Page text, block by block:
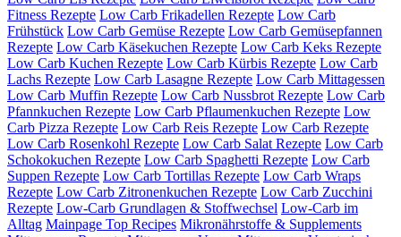
Fitness Rezepte Low Carb Frikadellen Rezepte Low Carb
Frühstück Low Carb Gemüse Rezepte Low Carb Gemüsepfannen
Rezepte Low Carb Käsekuchen Rezepte Low Carb Keks Rezepte
Low Carb Kuchen Rezepte Low Carb Kürbis Rezepte Low Carb
Lachs Rezepte Low Carb Lasagne Rezepte Low Carb Mittagessen
Low Carb Muffin Rezepte Low Carb Nussbrot Rezepte Low Carb
Pfannkuchen Rezepte Low Carb Pflaumenkuchen Rezepte Low
Carb Pizza Rezepte Low Carb Reis Rezepte Low Carb Rezepte
Low Carb Rosenkohl Rezepte Low Carb Salat Rezepte Low Carb
Schokokuchen Rezepte Low Carb Spaghetti Rezepte Low Carb
Suppen Rezepte Low Carb Tortillas Rezepte Low Carb Wraps
Rezepte Low Carb Zitronenkuchen Rezepte Low Carb Zucchini
Rezepte Low-Carb Grundlagen & Stoffwechsel Low-Carb im
Alltag Mainpage Top Recipes Mikronährstoffe & Supplements